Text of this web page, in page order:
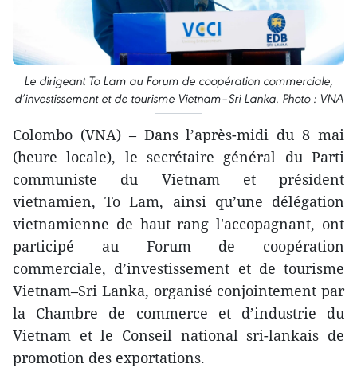
Le dirigeant To Lam au Forum de coopération commerciale,
d’investissement et de tourisme Vietnam–Sri Lanka. Photo : VNA
Colombo (VNA) – Dans l’après-midi du 8 mai
(heure locale), le secrétaire général du Parti
communiste du Vietnam et président
vietnamien, To Lam, ainsi qu’une délégation
vietnamienne de haut rang l'accopagnant, ont
participé au Forum de coopération
commerciale, d’investissement et de tourisme
Vietnam–Sri Lanka, organisé conjointement par
la Chambre de commerce et d’industrie du
Vietnam et le Conseil national sri-lankais de
promotion des exportations.